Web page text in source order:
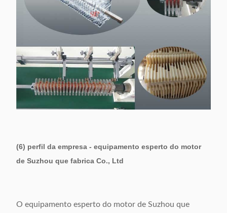
(6) perfil da empresa - equipamento esperto do motor
de Suzhou que fabrica Co., Ltd
O equipamento esperto do motor de Suzhou que